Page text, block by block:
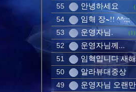
55 안녕하세요
54 임혁 장~!! ^^:;;
53 운영자님. (1)
52 운영자님께...
51 임혁입니다 새
50 알라뷰대중상
49 운영자님 오랜